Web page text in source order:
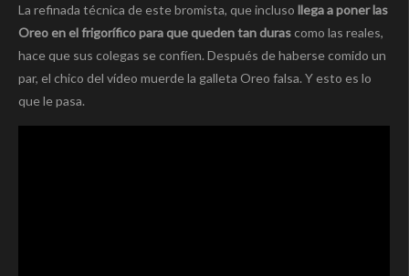
La refinada técnica de este bromista, que incluso llega a poner las
Oreo en el frigorífico para que queden tan durascomo las reales,
hace que sus colegas se confíen. Después de haberse comido un
par, el chico del vídeo muerde la galleta Oreo falsa. Y esto es lo
que le pasa.